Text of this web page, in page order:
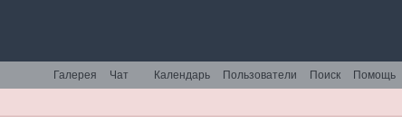
Помощь
Поиск
Пользователи
Календарь
Чат
Галерея